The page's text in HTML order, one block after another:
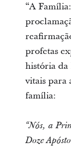
“A
profetas
história
vitais para
família:
“Nós, a
Doze